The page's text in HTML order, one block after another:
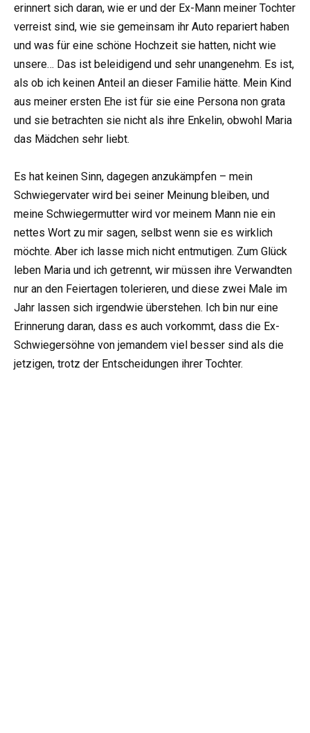
erinnert sich daran, wie er und der Ex-Mann meiner Tochter
verreist sind, wie sie gemeinsam ihr Auto repariert haben
und was für eine schöne Hochzeit sie hatten, nicht wie
unsere… Das ist beleidigend und sehr unangenehm. Es ist,
als ob ich keinen Anteil an dieser Familie hätte. Mein Kind
aus meiner ersten Ehe ist für sie eine Persona non grata
und sie betrachten sie nicht als ihre Enkelin, obwohl Maria
das Mädchen sehr liebt.
Es hat keinen Sinn, dagegen anzukämpfen – mein
Schwiegervater wird bei seiner Meinung bleiben, und
meine Schwiegermutter wird vor meinem Mann nie ein
nettes Wort zu mir sagen, selbst wenn sie es wirklich
möchte. Aber ich lasse mich nicht entmutigen. Zum Glück
leben Maria und ich getrennt, wir müssen ihre Verwandten
nur an den Feiertagen tolerieren, und diese zwei Male im
Jahr lassen sich irgendwie überstehen. Ich bin nur eine
Erinnerung daran, dass es auch vorkommt, dass die Ex-
Schwiegersöhne von jemandem viel besser sind als die
jetzigen, trotz der Entscheidungen ihrer Tochter.